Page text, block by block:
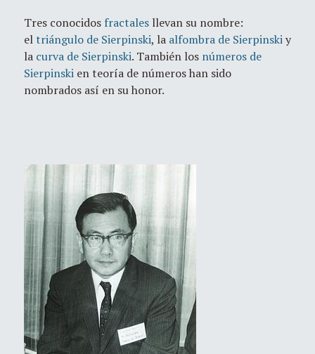
Tres conocidos fractales llevan su nombre:
eltriángulo de Sierpinski, la alfombra de Sierpinskiy
la curva de Sierpinski. También los números de
Sierpinski en teoría de números han sido
nombrados así en su honor.